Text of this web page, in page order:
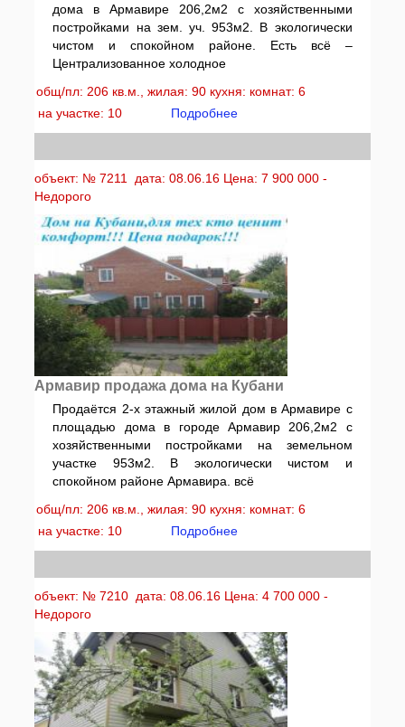
дома в Армавире 206,2м2 с хозяйственными
постройками на зем. уч. 953м2. В экологически
чистом и спокойном районе. Есть всё –
Централизованное холодное
общ/пл: 206 кв.м., жилая: 90 кухня: комнат: 6
на участке: 10
Подробнее
объект: № 7211 дата: 08.06.16 Цена: 7 900 000 -
Недорого
Армавир продажа дома на Кубани
Продаётся 2-х этажный жилой дом в Армавире с
площадью дома в городе Армавир 206,2м2 с
хозяйственными постройками на земельном
участке 953м2. В экологически чистом и
спокойном районе Армавира. всё
общ/пл: 206 кв.м., жилая: 90 кухня: комнат: 6
на участке: 10
Подробнее
объект: № 7210 дата: 08.06.16 Цена: 4 700 000 -
Недорого